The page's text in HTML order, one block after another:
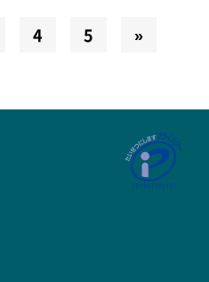
4 5 »